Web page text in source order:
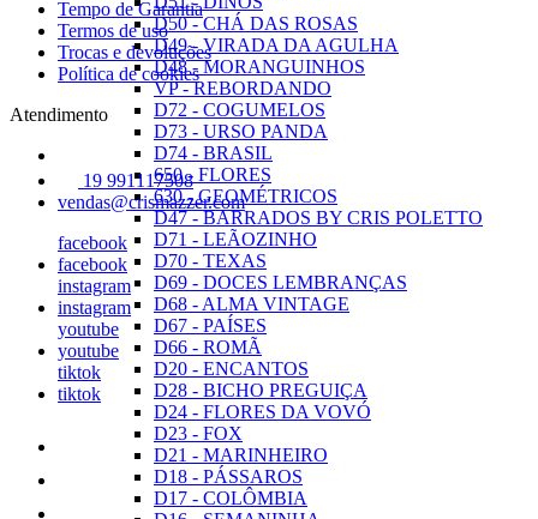
D50 - CHÁ DAS ROSAS
D49 - VIRADA DA AGULHA
D48 - MORANGUINHOS
VP - REBORDANDO
D72 - COGUMELOS
D73 - URSO PANDA
D74 - BRASIL
650 - FLORES
630 - GEOMÉTRICOS
D47 - BARRADOS BY CRIS POLETTO
D71 - LEÃOZINHO
D70 - TEXAS
D69 - DOCES LEMBRANÇAS
D68 - ALMA VINTAGE
D67 - PAÍSES
D66 - ROMÃ
D20 - ENCANTOS
D28 - BICHO PREGUIÇA
D24 - FLORES DA VOVÓ
D23 - FOX
D21 - MARINHEIRO
D18 - PÁSSAROS
D17 - COLÔMBIA
Tempo de Garantia
Termos de uso
Trocas e devoluções
Política de cookies
Atendimento
19 991117508
vendas@crismazzer.com
facebook
facebook
instagram
instagram
youtube
youtube
tiktok
tiktok